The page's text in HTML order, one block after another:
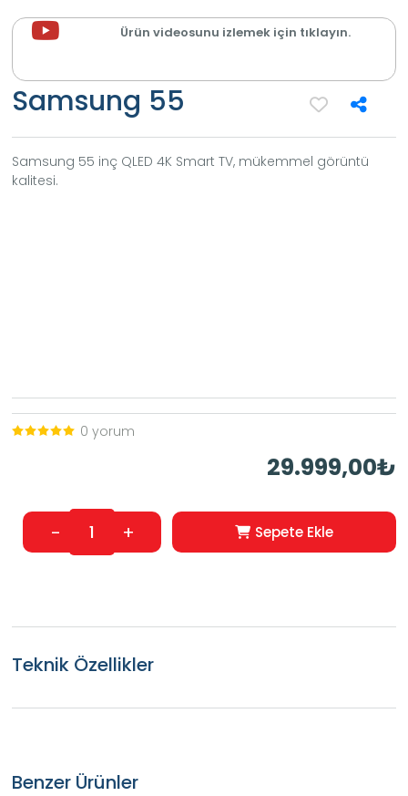
Ürün videosunu izlemek için tıklayın.
Samsung 55
Samsung 55 inç QLED 4K Smart TV, mükemmel görüntü
kalitesi.
0 yorum
29.999,00₺
- + Sepete Ekle
Teknik Özellikler
Benzer Ürünler